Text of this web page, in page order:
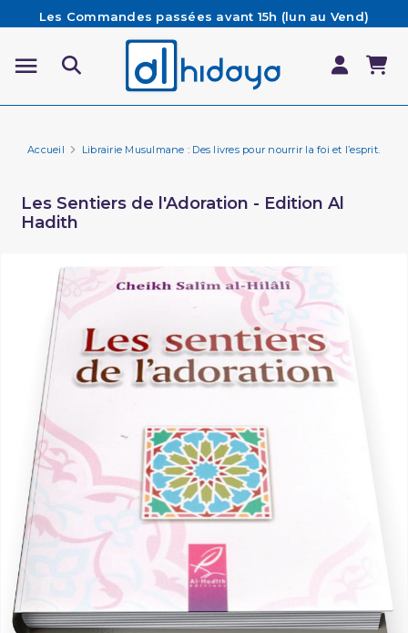
Les Commandes passées avant 15h (lun au Vend)
sont préparées et expédiées le jour même
Besoin d'aide ? Retrouvez notre FAQ
Livraison offerte à partir de 65€ d'achat*
Accueil Librairie Musulmane : Des livres pour nourrir la foi et l’esprit.
Les Sentiers de l'Adoration - Edition Al
Hadith